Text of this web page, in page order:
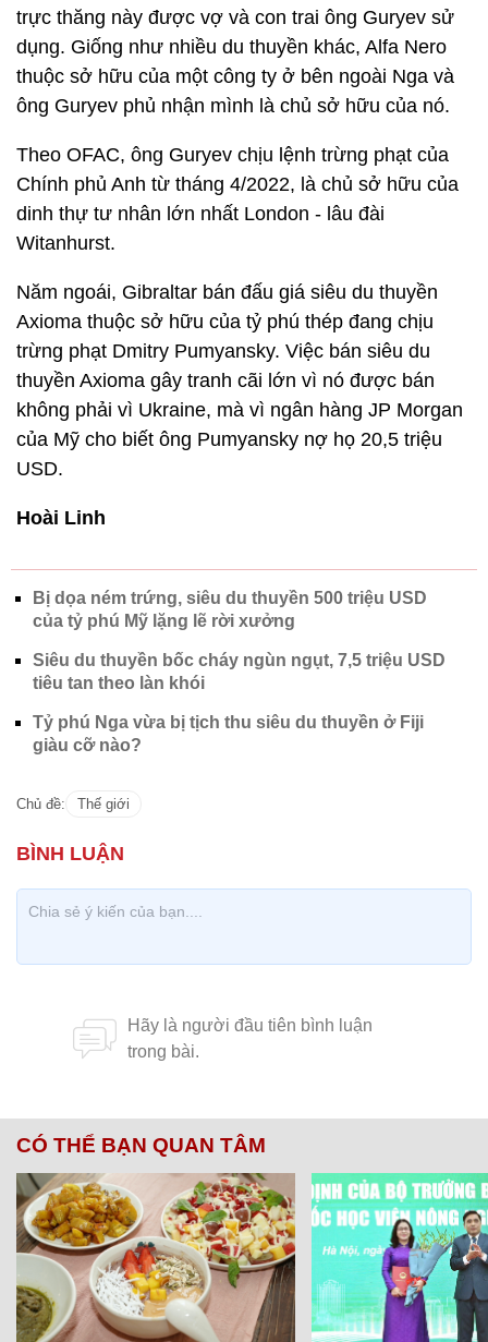
trực thăng này được vợ và con trai ông Guryev sử
dụng. Giống như nhiều du thuyền khác, Alfa Nero
thuộc sở hữu của một công ty ở bên ngoài Nga và
ông Guryev phủ nhận mình là chủ sở hữu của nó.
Theo OFAC, ông Guryev chịu lệnh trừng phạt của
Chính phủ Anh từ tháng 4/2022, là chủ sở hữu của
dinh thự tư nhân lớn nhất London - lâu đài
Witanhurst.
Năm ngoái, Gibraltar bán đấu giá siêu du thuyền
Axioma thuộc sở hữu của tỷ phú thép đang chịu
trừng phạt Dmitry Pumyansky. Việc bán siêu du
thuyền Axioma gây tranh cãi lớn vì nó được bán
không phải vì Ukraine, mà vì ngân hàng JP Morgan
của Mỹ cho biết ông Pumyansky nợ họ 20,5 triệu
USD.
Hoài Linh
Bị dọa ném trứng, siêu du thuyền 500 triệu USD
của tỷ phú Mỹ lặng lẽ rời xưởng
Siêu du thuyền bốc cháy ngùn ngụt, 7,5 triệu USD
tiêu tan theo làn khói
Tỷ phú Nga vừa bị tịch thu siêu du thuyền ở Fiji
giàu cỡ nào?
Chủ đề: Thế giới
CÓ THỂ BẠN QUAN TÂM